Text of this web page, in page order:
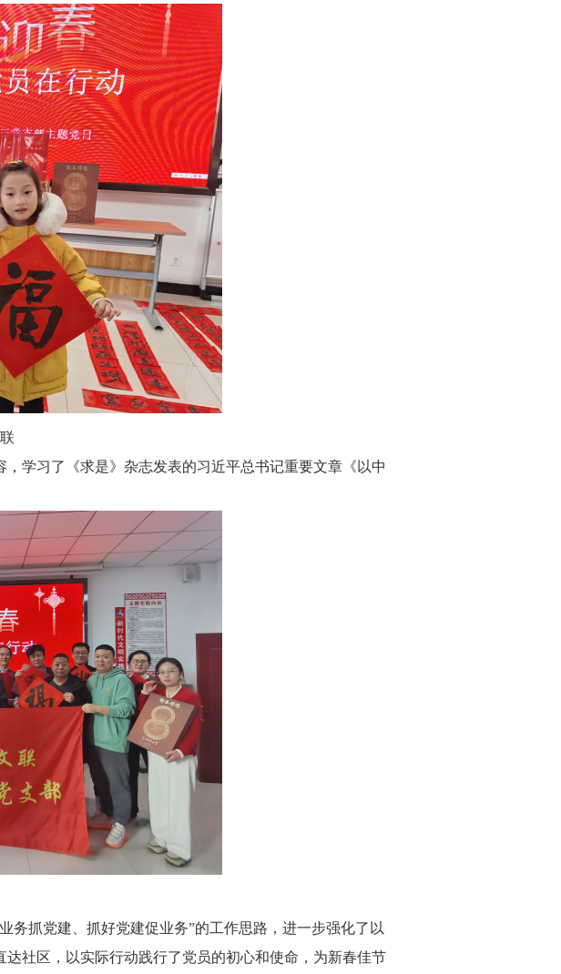
学习了《求是》杂志发表的习近平总书记重要文章《以中
抓党建、抓好党建促业务”的工作思路，进一步强化了以
社区，以实际行动践行了党员的初心和使命，为新春佳节